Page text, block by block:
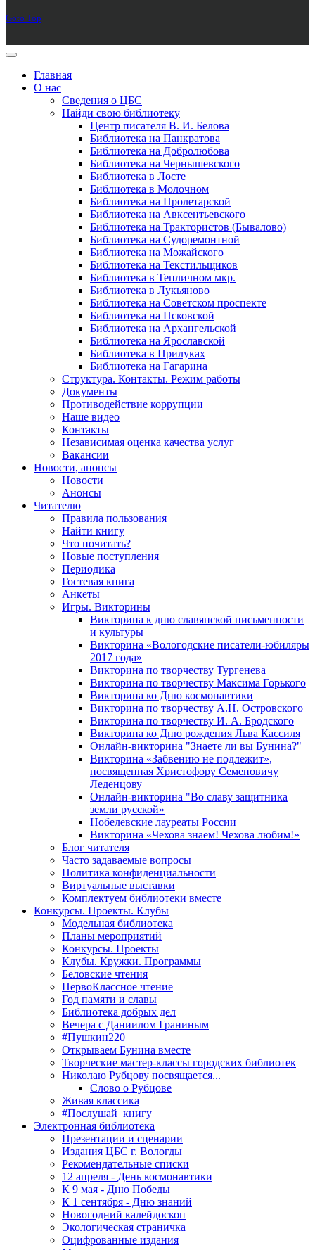
Goto Top
Главная
О нас
Сведения о ЦБС
Найди свою библиотеку
Центр писателя В. И. Белова
Библиотека на Панкратова
Библиотека на Добролюбова
Библиотека на Чернышевского
Библиотека в Лосте
Библиотека в Молочном
Библиотека на Пролетарской
Библиотека на Авксентьевского
Библиотека на Трактористов (Бывалово)
Библиотека на Судоремонтной
Библиотека на Можайского
Библиотека на Текстильщиков
Библиотека в Тепличном мкр.
Библиотека в Лукьяново
Библиотека на Советском проспекте
Библиотека на Псковской
Библиотека на Архангельской
Библиотека на Ярославской
Библиотека в Прилуках
Библиотека на Гагарина
Структура. Контакты. Режим работы
Документы
Противодействие коррупции
Наше видео
Контакты
Независимая оценка качества услуг
Вакансии
Новости, анонсы
Новости
Анонсы
Читателю
Правила пользования
Найти книгу
Что почитать?
Новые поступления
Периодика
Гостевая книга
Анкеты
Игры. Викторины
Викторина к дню славянской письменности
и культуры
Викторина «Вологодские писатели-юбиляры
2017 года»
Викторина по творчеству Тургенева
Викторина по творчеству Максима Горького
Викторина ко Дню космонавтики
Викторина по творчеству А.Н. Островского
Викторина по творчеству И. А. Бродского
Викторина ко Дню рождения Льва Кассиля
Онлайн-викторина "Знаете ли вы Бунина?"
Викторина «Забвению не подлежит»,
посвященная Христофору Семеновичу
Леденцову
Онлайн-викторина "Во славу защитника
земли русской»
Нобелевские лауреаты России
Викторина «Чехова знаем! Чехова любим!»
Блог читателя
Часто задаваемые вопросы
Политика конфиденциальности
Виртуальные выставки
Комплектуем библиотеки вместе
Конкурсы. Проекты. Клубы
Модельная библиотека
Планы мероприятий
Конкурсы. Проекты
Клубы. Кружки. Программы
Беловские чтения
ПервоКлассное чтение
Год памяти и славы
Библиотека добрых дел
Вечера с Даниилом Граниным
#Пушкин220
Открываем Бунина вместе
Творческие мастер-классы городских библиотек
Николаю Рубцову посвящается...
Слово о Рубцове
Живая классика
#Послушай_книгу
Электронная библиотека
Презентации и сценарии
Издания ЦБС г. Вологды
Рекомендательные списки
12 апреля - День космонавтики
К 9 мая - Дню Победы
К 1 сентября - Дню знаний
Новогодний калейдоскоп
Экологическая страничка
Оцифрованные издания